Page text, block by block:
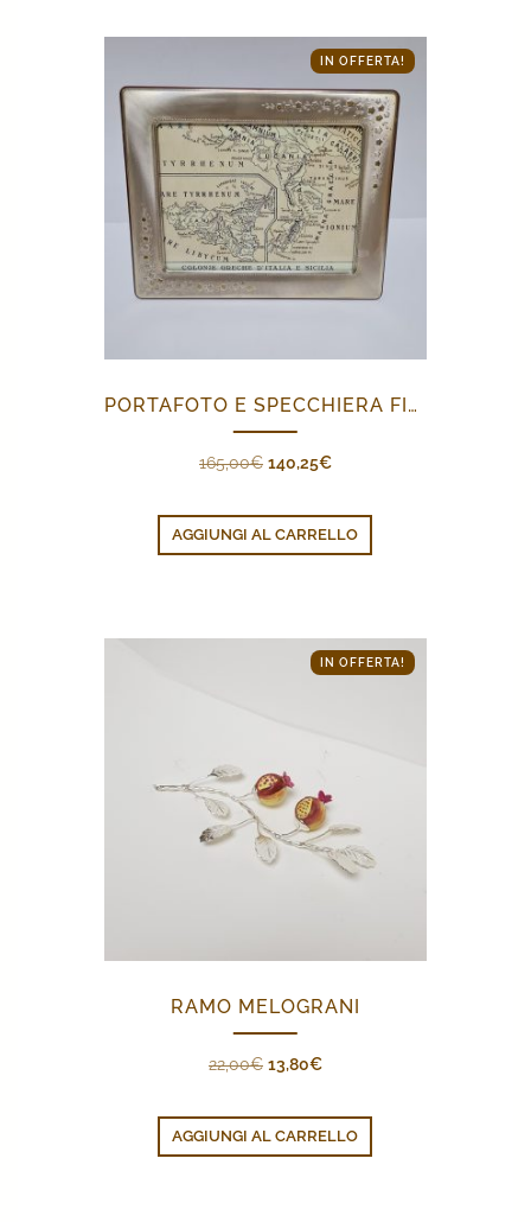
IN OFFERTA!
PORTAFOTO E SPECCHIERA FIORELLINI
165,00€ Il
originale
era:
165,00€.
140,25€Il
attuale
è:
140,25€.
AGGIUNGI AL CARRELLO
IN OFFERTA!
RAMO MELOGRANI
22,00€ Il
originale
era:
22,00€.
13,80€Il
attuale
è:
13,80€.
AGGIUNGI AL CARRELLO